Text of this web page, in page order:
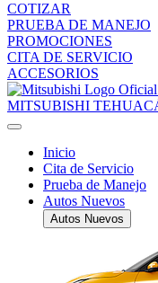
COTIZAR
PRUEBA DE MANEJO
PROMOCIONES
CITA DE SERVICIO
ACCESORIOS
MITSUBISHI
Inicio
Cita de Servicio
Prueba de Manejo
Autos Nuevos
Autos Nuevos